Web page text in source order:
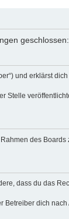
geschlossen:
und erklärst
Stelle
des Boards
dass du das
Betreiber dich